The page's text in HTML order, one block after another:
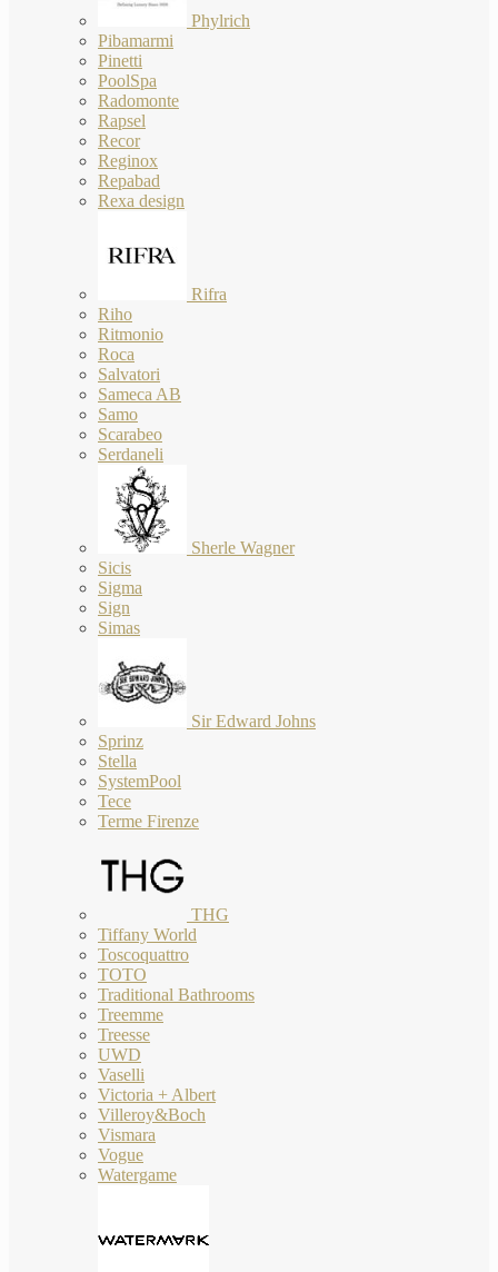
Phylrich
Pibamarmi
Pinetti
PoolSpa
Radomonte
Rapsel
Recor
Reginox
Repabad
Rexa design
Rifra
Riho
Ritmonio
Roca
Salvatori
Sameca AB
Samo
Scarabeo
Serdaneli
Sherle Wagner
Sicis
Sigma
Sign
Simas
Sir Edward Johns
Sprinz
Stella
SystemPool
Tece
Terme Firenze
THG
Tiffany World
Toscoquattro
TOTO
Traditional Bathrooms
Treemme
Treesse
UWD
Vaselli
Victoria + Albert
Villeroy&Boch
Vismara
Vogue
Watergame